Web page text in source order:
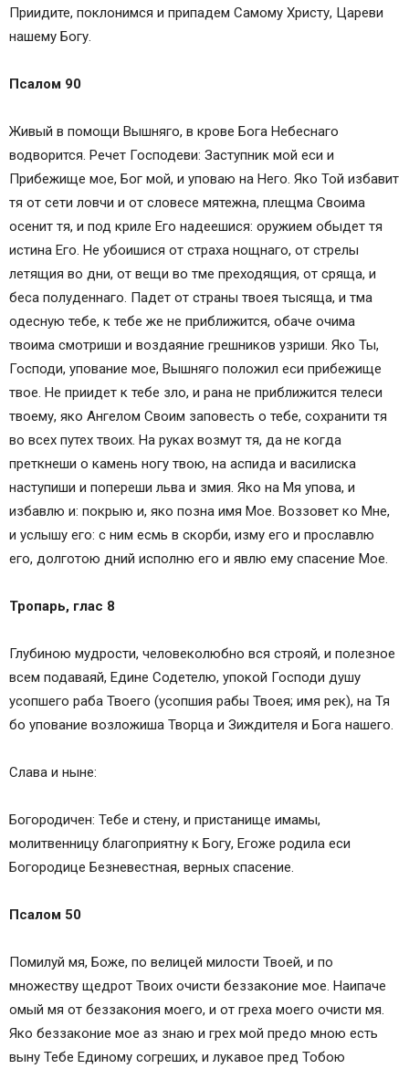
Икос
Песнь 7
Тропари, глас 4-й
Молитва
Приидите, поклонимся и припадем Самому Христу, Цареви
нашему Богу.
Псалом 90
Живый в помощи Вышняго, в крове Бога Небеснаго
водворится. Речет Господеви: Заступник мой еси и
Прибежище мое, Бог мой, и уповаю на Него. Яко Той избавит
тя от сети ловчи и от словесе мятежна, плещма Своима
осенит тя, и под криле Его надеешися: оружием обыдет тя
истина Его. Не убоишися от страха нощнаго, от стрелы
летящия во дни, от вещи во тме преходящия, от сряща, и
беса полуденнаго. Падет от страны твоея тысяща, и тма
одесную тебе, к тебе же не приближится, обаче очима
твоима смотриши и воздаяние грешников узриши. Яко Ты,
Господи, упование мое, Вышняго положил еси прибежище
твое. Не приидет к тебе зло, и рана не приближится телеси
твоему, яко Ангелом Своим заповесть о тебе, сохранити тя
во всех путех твоих. На руках возмут тя, да не когда
преткнеши о камень ногу твою, на аспида и василиска
наступиши и попереши льва и змия. Яко на Мя упова, и
избавлю и: покрыю и, яко позна имя Мое. Воззовет ко Мне,
и услышу eго: с ним есмь в скорби, изму eго и прославлю
eго, долготою дний исполню eго и явлю eму спасение Мое.
Тропарь, глас 8
Глубиною мудрости, человеколюбно вся строяй, и полезное
всем подаваяй, Едине Содетелю, упокой Господи душу
усопшего раба Твоего (усопшия рабы Твоея; имя рек), на Тя
бо упование возложиша Творца и Зиждителя и Бога нашего.
Слава и ныне:
Богородичен: Тебе и стену, и пристанище имамы,
молитвенницу благоприятну к Богу, Егоже родила еси
Богородице Безневестная, верных спасение.
Псалом 50
Помилуй мя, Боже, по велицей милости Твоей, и по
множеству щедрот Твоих очисти беззаконие мое. Наипаче
омый мя от беззакония моего, и от греха моего очисти мя.
Яко беззаконие мое аз знаю и грех мой предо мною есть
выну Тебе Единому согреших, и лукавое пред Тобою